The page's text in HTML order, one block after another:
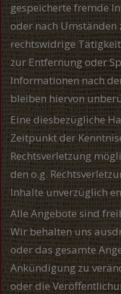
gespeicherte fremde
oder nach Umständen
rechtswidrige
zur Entfernung oder
Informationen nach
bleiben hiervon
Eine diesbezügliche
Zeitpunkt der
Rechtsverletzung
den o.g.
Inhalte unverzüglich
Alle Angebote sind
Wir behalten uns
oder das gesamte
Ankündigung zu
oder die